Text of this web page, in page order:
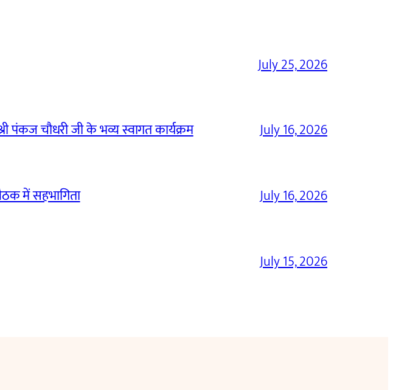
July 25, 2026
पंकज चौधरी जी के भव्य स्वागत कार्यक्रम July 16, 2026
में सहभागिता July 16, 2026
July 15, 2026